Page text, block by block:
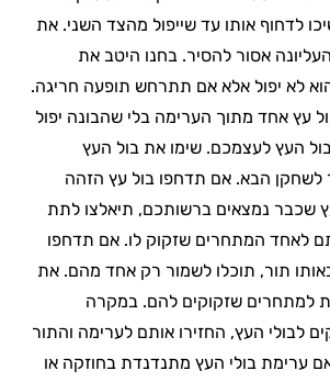
לדחוף אותו עד שייפול מהצד השני. את
אסור להסיר. בחנו היטב את
לא יפול אלא אם תתרחש תופעה חריגה.
עץ אחד מתוך הערימה בלי שהבונה יפול
העץ לעצמכם. שימו את בול העץ
לשחקן הבא. אם תדחפו בול עץ הזהה
שכבר נמצאים ברשותכם, תיאלצו לתת
לאחד המתחרים שזקוק לו. אם תדחפו
תור, תוכלו לשמור רק אחד מהם. את
למתחרים שזקוקים להם. במקרה
לבולי העץ, החזירו אותם לערימה והתור
ערימת בולי העץ מתנדנדת בחוזקה או